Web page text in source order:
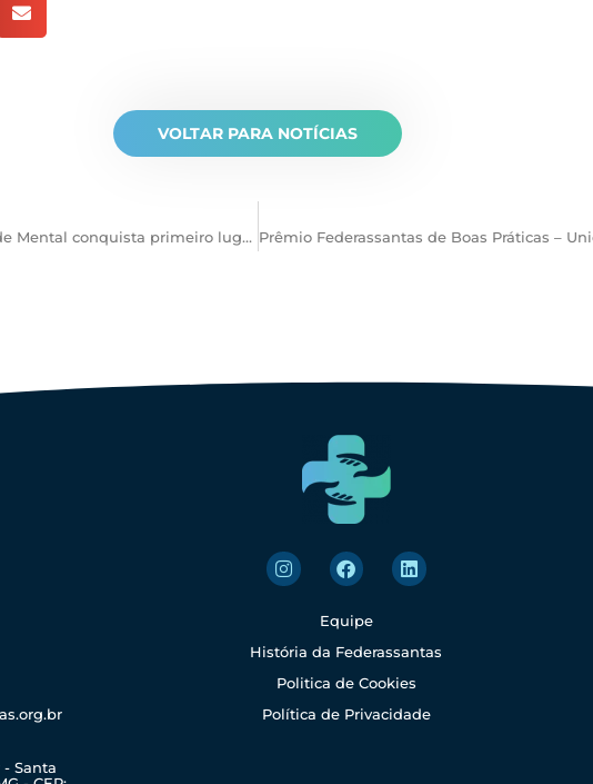
VOLTAR PARA NOTÍCIAS
Projeto de Medicina Hospitalista na Saúde Mental conquista primeiro lugar no Congresso Brasileiro de Medicina Hospitalar
- Santa
Equipe
História da Federassantas
Politica de Cookies
Política de Privacidade